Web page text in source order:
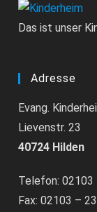
Das ist unser
Adresse
Evang.
Lievenstr. 23
40724 Hilden
Telefon: 02103
Fax: 02103 –